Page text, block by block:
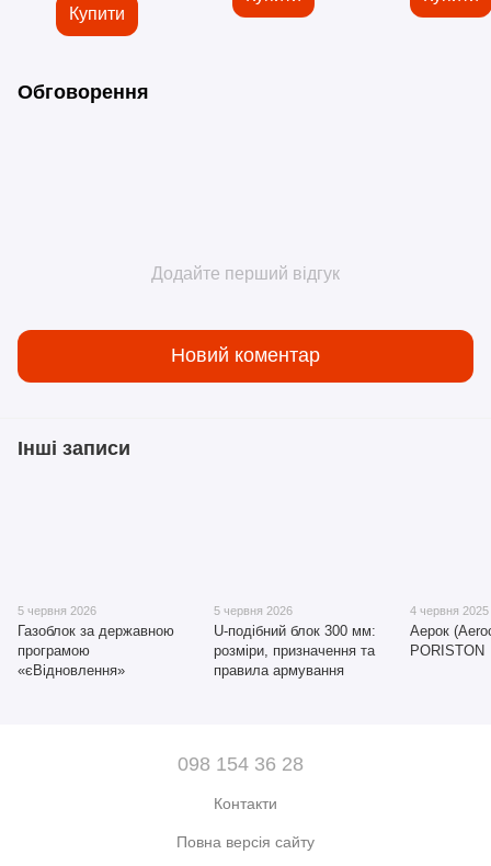
Купити
Обговорення
Додайте перший відгук
Новий коментар
Інші записи
5 червня 2026
Газоблок за державною
програмою
«єВідновлення»
5 червня 2026
U-подібний блок 300 мм:
розміри, призначення та
правила армування
4 червня 2025
Аерок
PORISTON
098 154 36 28
Контакти
Повна версія сайту